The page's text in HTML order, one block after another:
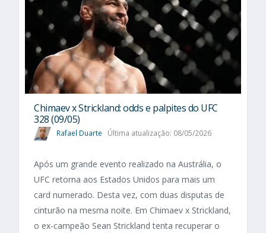
Chimaev x Strickland: odds e palpites do UFC
328 (09/05)
Rafael Duarte Última atualização: 08/05/2026
Após um grande evento realizado na Austrália, o
UFC retorna aos Estados Unidos para mais um
card numerado. Desta vez, com duas disputas de
cinturão na mesma noite. Em Chimaev x Strickland,
o ex-campeão Sean Strickland tenta recuperar o